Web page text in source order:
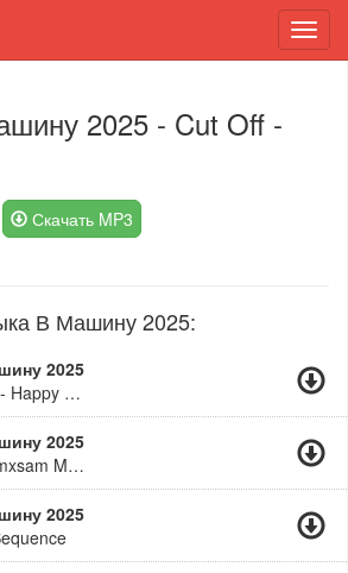
2025 - Cut Off -
Скачать MP3
В Машину 2025:
2025
Prince Ital Joe - Happy People
2025
B Jonesstadiumxsam Martin - Last Applause
2025